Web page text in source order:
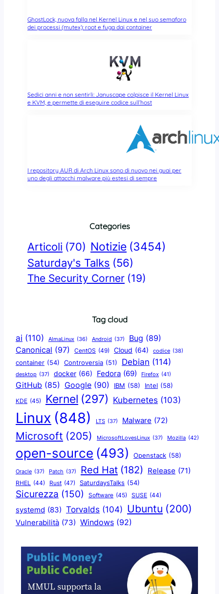
GhostLock, nuova falla nel Kernel Linux e nel suo semaforo
dei processi (mutex): root e fuga dai container
Sedici anni e non sentirli: Januscape colpisce il Kernel Linux
e KVM, e permette di eseguire codice sull’host
I repository AUR di Arch Linux sono di nuovo nei guai per
uno degli attacchi malware più estesi di sempre
Categories
Articoli (70) Notizie (3454)
Saturday's Talks (56)
The Security Corner (19)
Tag cloud
ai (110) AlmaLinux (36) Android (37) Bug (89)
Canonical (97) CentOS (49) Cloud (64) codice (38)
container (54) Controversia (51) Debian (114)
desktop (37) docker (66) Fedora (69) Firefox (41)
GitHub (85) Google (90) IBM (58) Intel (58)
KDE (45) Kernel (297) Kubernetes (103)
Linux (848) LTS (37) Malware (72)
Microsoft (205) MicrosoftLovesLinux (37) Mozilla (42)
open-source (493) Openstack (58)
Oracle (37) Patch (37) Red Hat (182) Release (71)
RHEL (44) Rust (47) SaturdaysTalks (54)
Sicurezza (150) Software (45) SUSE (44)
systemd (83) Torvalds (104) Ubuntu (200)
Vulnerabilità (73) Windows (92)